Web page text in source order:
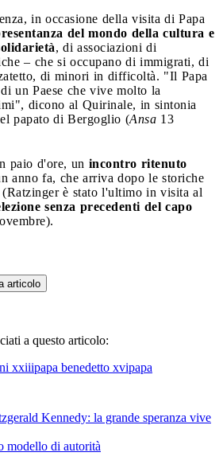
in occasione della visita di Papa
del mondo della cultura e
, di associazioni di
– che si occupano di immigrati, di
di minori in difficoltà. "Il Papa
un Paese che vive molto la
dicono al Quirinale, in sintonia
papato di Bergoglio (Ansa 13
paio d'ore, un incontro ritenuto
anno fa, che arriva dopo le storiche
(Ratzinger è stato l'ultimo in visita al
senza precedenti del capo
articolo
a questo articolo:
xxiiipapa benedetto xvipapa
Kennedy: la grande speranza vive
modello di autorità